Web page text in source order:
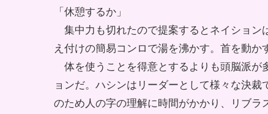
「休憩するか」
集中力も切れたので提案するとネイション
え付けの簡易コンロで湯を沸かす。首を動か
体を使うことを得意とするよりも頭脳派が
ョンだ。ハシンはリーダーとして様々な決
のため人の字の理解に時間がかかり、リブラ